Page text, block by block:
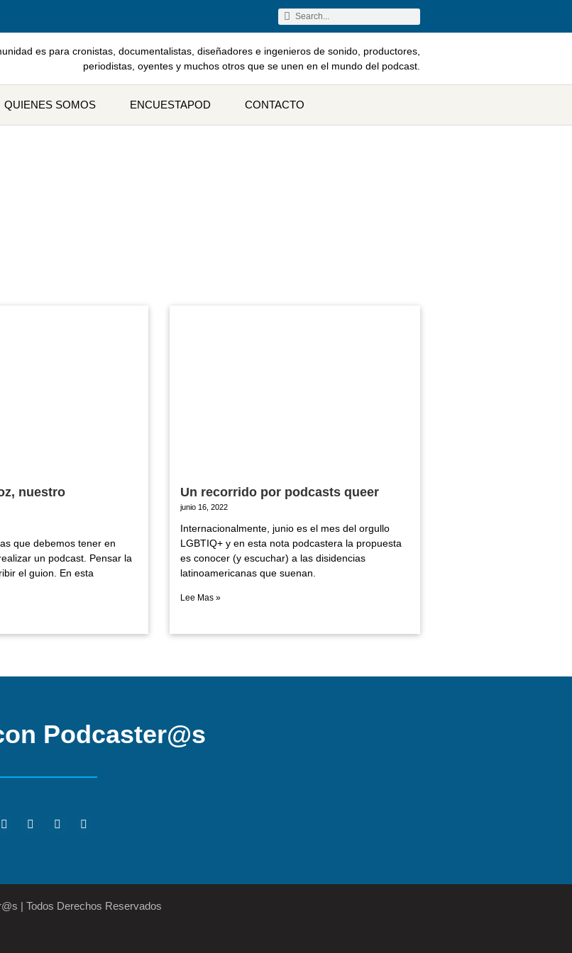
es para cronistas, documentalistas, diseñadores e ingenieros de sonido, productores,
periodistas, oyentes y muchos otros que se unen en el mundo del podcast.
QUIENES SOMOS ENCUESTAPOD CONTACTO
nuestro
que debemos tener en
un podcast. Pensar la
el guion. En esta
Un recorrido por podcasts queer
junio 16, 2022
Internacionalmente, junio es el mes del orgullo
LGBTIQ+ y en esta nota podcastera la propuesta
es conocer (y escuchar) a las disidencias
latinoamericanas que suenan.
Lee Mas »
Podcaster@s
| Todos Derechos Reservados